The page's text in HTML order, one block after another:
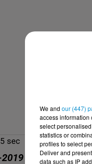
sec
2019
We and our (447)
access information
select
statistics or
profiles to select
Deliver and
data such as IP